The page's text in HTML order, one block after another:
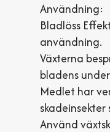
Användning:
Bladlöss
användning.
Växterna
bladens
Medlet har
Använd